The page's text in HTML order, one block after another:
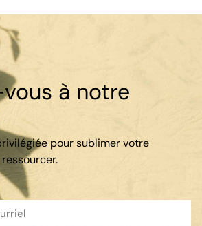
à notre
pour sublimer votre